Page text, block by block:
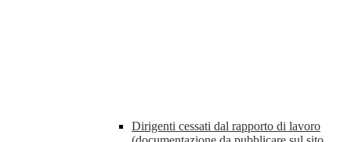
Dirigenti cessati dal rapporto di lavoro